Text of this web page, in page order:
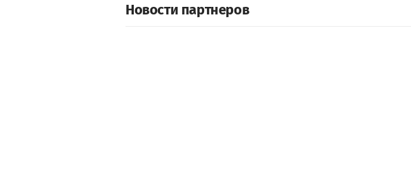
Новости партнеров